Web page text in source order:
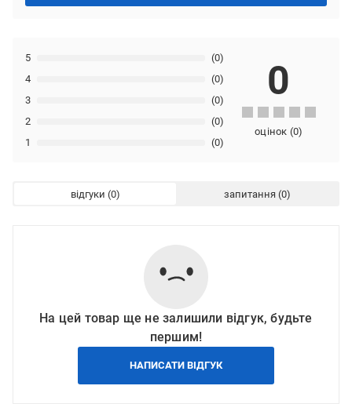
1 (0)
2 (0)
3 (0)
4 (0)
5 (0)
0
оцінок (0)
відгуки запитання
На цей товар ще не залишили відгук, будьте
першим!
НАПИСАТИ ВІДГУК